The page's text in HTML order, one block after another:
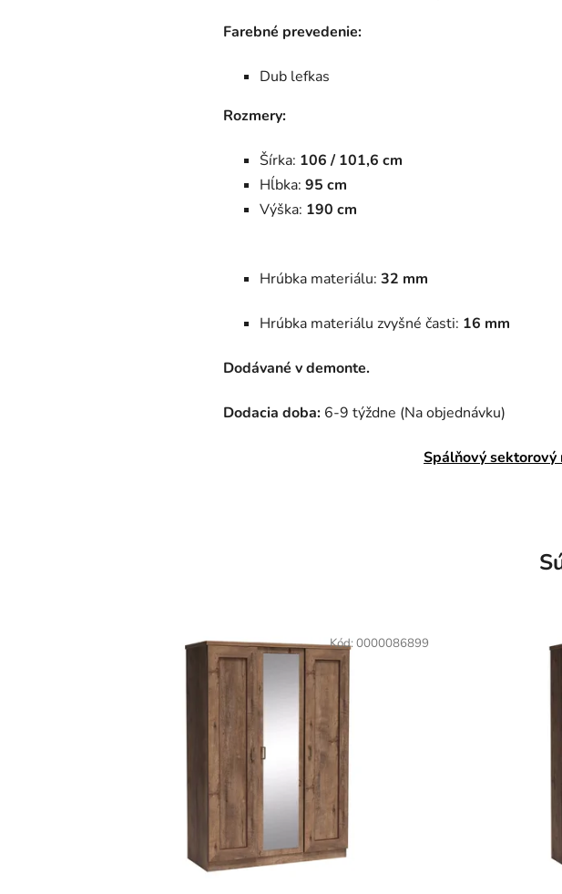
Farebné prevedenie:
Dub lefkas
Rozmery:
Šírka: 106 / 101,6 cm
Hĺbka: 95 cm
Výška: 190 cm
Hrúbka materiálu: 32 mm
Hrúbka materiálu zvyšné časti: 16 mm
Dodávané v demonte.
Dodacia doba: 6-9 týždne (Na objednávku)
Spálňový sektorový
Kód:0000086899